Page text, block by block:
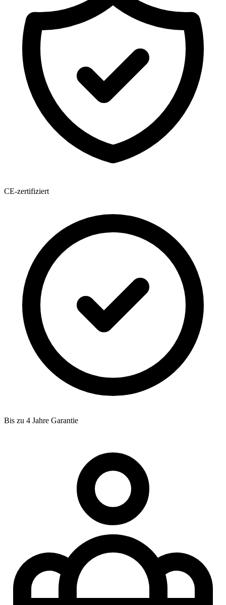
CE-zertifiziert
Bis zu 4 Jahre Garantie